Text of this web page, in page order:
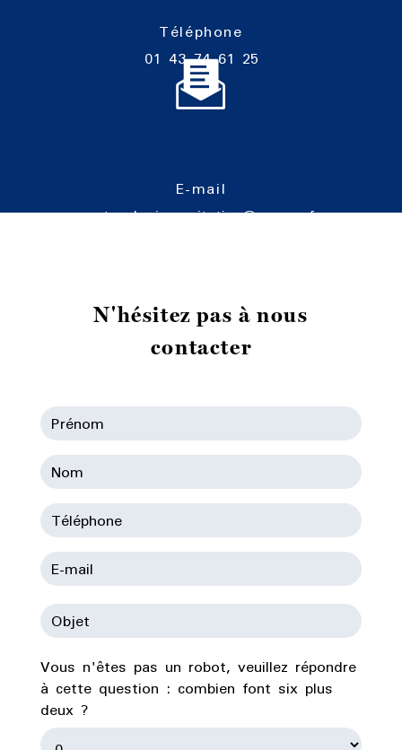
Téléphone
01 43 74 61 25
E-mail
cartoucherie-equitation@orange.fr
N'hésitez pas à nous
contacter
Vous n'êtes pas un robot, veuillez répondre
à cette question : combien font six plus
deux ?